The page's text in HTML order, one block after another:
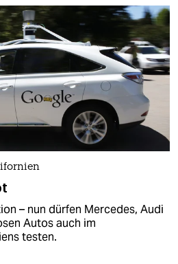
– nun dürfen Mercedes, Audi
Autos auch im
testen.